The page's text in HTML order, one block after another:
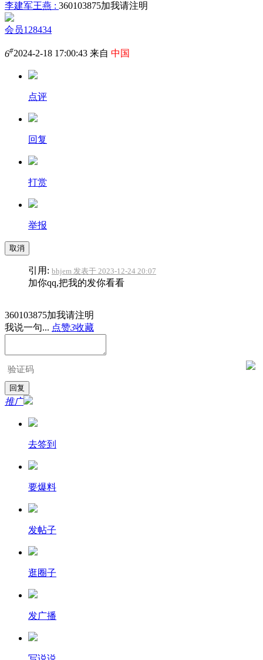
李建军王燕 : 360103875加我请注明
会员128434
6#2024-2-18 17:00:43 来自 中国
点评
回复
打赏
举报
取消
引用: bhjem 发表于 2023-12-24 20:07
加你qq,把我的发你看看
360103875加我请注明
我说一句... 点赞3收藏
推广
去签到
要爆料
发帖子
逛圈子
发广播